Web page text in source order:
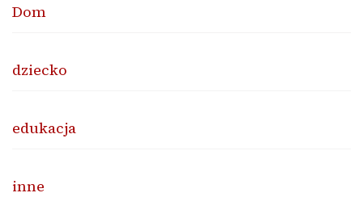
Dom
dziecko
edukacja
inne